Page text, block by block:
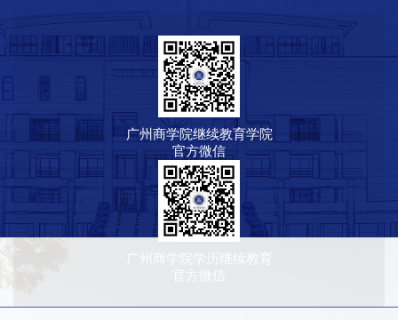
广州商学院继续教育学院
官方微信
广州商学院学历继续教育
官方微信